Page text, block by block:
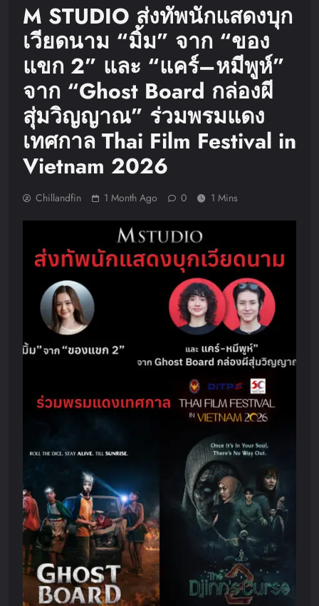
M STUDIO ส่งทัพนักแสดงบุก
เวียดนาม “มิ้ม” จาก “ของ
แขก 2” และ “แคร์–หมีพูห์”
จาก “Ghost Board กล่องผี
สุ่มวิญญาณ” ร่วมพรมแดง
เทศกาล Thai Film Festival in
Vietnam 2026
Chillandfin 1 Month Ago 0 1 Mins